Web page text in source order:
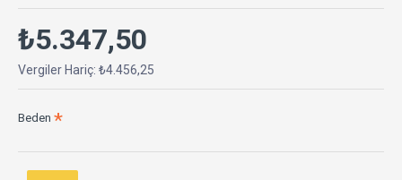
₺5.347,50
Vergiler Hariç: ₺4.456,25
Beden